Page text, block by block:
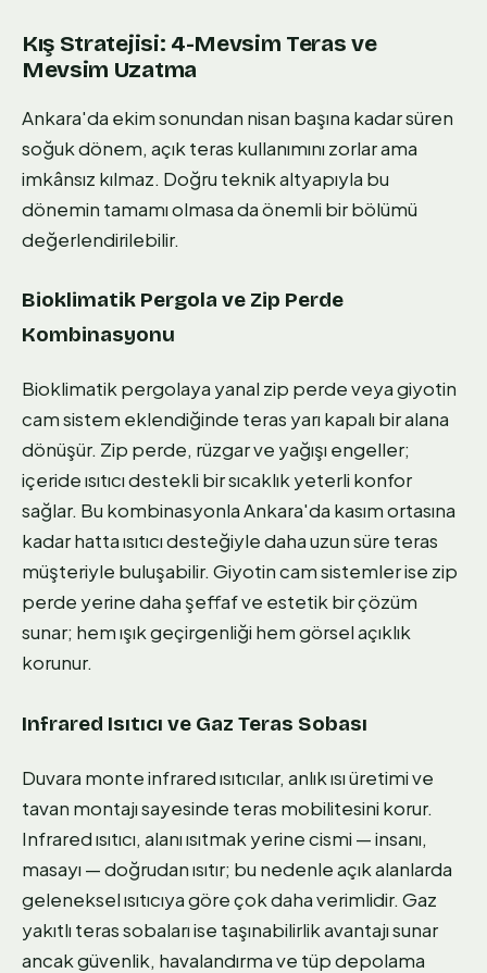
Kış Stratejisi: 4-Mevsim Teras ve
Mevsim Uzatma
Ankara'da ekim sonundan nisan başına kadar süren
soğuk dönem, açık teras kullanımını zorlar ama
imkânsız kılmaz. Doğru teknik altyapıyla bu
dönemin tamamı olmasa da önemli bir bölümü
değerlendirilebilir.
Bioklimatik Pergola ve Zip Perde
Kombinasyonu
Bioklimatik pergolaya yanal zip perde veya giyotin
cam sistem eklendiğinde teras yarı kapalı bir alana
dönüşür. Zip perde, rüzgar ve yağışı engeller;
içeride ısıtıcı destekli bir sıcaklık yeterli konfor
sağlar. Bu kombinasyonla Ankara'da kasım ortasına
kadar hatta ısıtıcı desteğiyle daha uzun süre teras
müşteriyle buluşabilir. Giyotin cam sistemler ise zip
perde yerine daha şeffaf ve estetik bir çözüm
sunar; hem ışık geçirgenliği hem görsel açıklık
korunur.
Infrared Isıtıcı ve Gaz Teras Sobası
Duvara monte infrared ısıtıcılar, anlık ısı üretimi ve
tavan montajı sayesinde teras mobilitesini korur.
Infrared ısıtıcı, alanı ısıtmak yerine cismi — insanı,
masayı — doğrudan ısıtır; bu nedenle açık alanlarda
geleneksel ısıtıcıya göre çok daha verimlidir. Gaz
yakıtlı teras sobaları ise taşınabilirlik avantajı sunar
ancak güvenlik, havalandırma ve tüp depolama